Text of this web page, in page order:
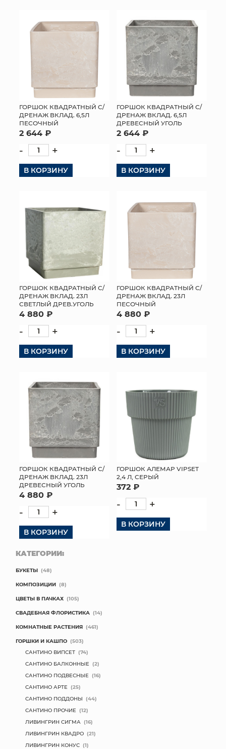
ГОРШОК КВАДРАТНЫЙ С/
ДРЕНАЖ ВКЛАД. 6,5Л
ПЕСОЧНЫЙ
2 644 ₽
- +
В КОРЗИНУ
ГОРШОК КВАДРАТНЫЙ С/
ДРЕНАЖ ВКЛАД. 6,5Л
ДРЕВЕСНЫЙ УГОЛЬ
2 644 ₽
- +
В КОРЗИНУ
ГОРШОК КВАДРАТНЫЙ С/
ДРЕНАЖ ВКЛАД. 23Л
СВЕТЛЫЙ ДРЕВ.УГОЛЬ
4 880 ₽
- +
В КОРЗИНУ
ГОРШОК КВАДРАТНЫЙ С/
ДРЕНАЖ ВКЛАД. 23Л
ПЕСОЧНЫЙ
4 880 ₽
- +
В КОРЗИНУ
ГОРШОК КВАДРАТНЫЙ С/
ДРЕНАЖ ВКЛАД. 23Л
ДРЕВЕСНЫЙ УГОЛЬ
4 880 ₽
- +
В КОРЗИНУ
ГОРШОК АЛЕМАР VIPSET
2,4 Л, СЕРЫЙ
372 ₽
- +
В КОРЗИНУ
КАТЕГОРИИ:
БУКЕТЫ (48)
КОМПОЗИЦИИ (8)
ЦВЕТЫ В ПАЧКАХ (105)
СВАДЕБНАЯ ФЛОРИСТИКА (14)
КОМНАТНЫЕ РАСТЕНИЯ (461)
ГОРШКИ И КАШПО (503)
САНТИНО ВИПСЕТ (74)
САНТИНО БАЛКОННЫЕ (2)
САНТИНО ПОДВЕСНЫЕ (16)
САНТИНО АРТЕ (25)
САНТИНО ПОДДОНЫ (44)
САНТИНО ПРОЧИЕ (12)
ЛИВИНГРИН СИГМА (16)
ЛИВИНГРИН КВАДРО (21)
ЛИВИНГРИН КОНУС (1)